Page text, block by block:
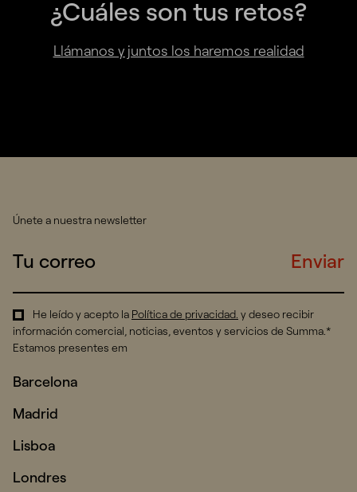
¿Cuáles son tus retos?
Llámanos y juntos los haremos realidad
Únete a nuestra newsletter
Enviar
He leído y acepto la Política de privacidad. y deseo recibir
información comercial, noticias, eventos y servicios de Summa.*
Estamos presentes em
Barcelona
Madrid
Lisboa
Londres